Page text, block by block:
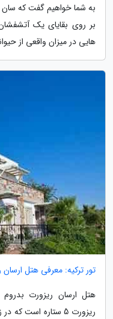
به شما خواهیم گفت که
بر روی بقایای یک
هایی در میزان واقعی از
تور ترکیه: معرفی هتل ارسان